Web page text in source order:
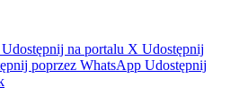
Udostępnij na portalu X Udostępnij
poprzez WhatsApp Udostępnij